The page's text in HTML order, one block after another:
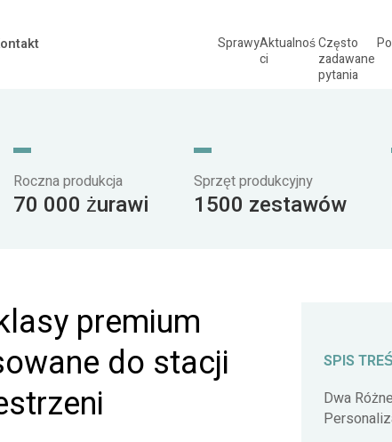
SprawyAktualnoś
ci
Często
zadawane
pytania
Roczna produkcja
70 000 żurawi
Sprzęt produkcyjny
1500 zestawów
premium
do stacji
SPIS
Dwa